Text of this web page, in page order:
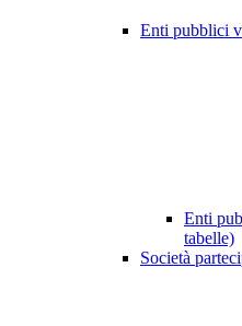
Enti pubblici
Enti
tabelle)
Società